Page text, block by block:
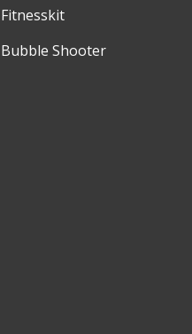
Fitnesskit
Bubble Shooter